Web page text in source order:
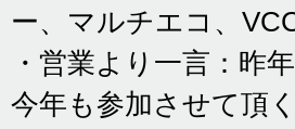
ー、マルチエコ、
・営業より一言：昨
今年も参加させて頂